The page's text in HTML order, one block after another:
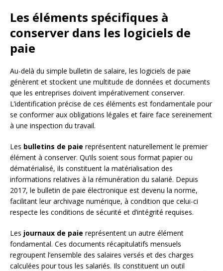
Les éléments spécifiques à
conserver dans les logiciels de
paie
Au-delà du simple bulletin de salaire, les logiciels de paie
génèrent et stockent une multitude de données et documents
que les entreprises doivent impérativement conserver.
L’identification précise de ces éléments est fondamentale pour
se conformer aux obligations légales et faire face sereinement
à une inspection du travail.
Les bulletins de paie représentent naturellement le premier
élément à conserver. Qu’ils soient sous format papier ou
dématérialisé, ils constituent la matérialisation des
informations relatives à la rémunération du salarié. Depuis
2017, le bulletin de paie électronique est devenu la norme,
facilitant leur archivage numérique, à condition que celui-ci
respecte les conditions de sécurité et d’intégrité requises.
Les journaux de paie représentent un autre élément
fondamental. Ces documents récapitulatifs mensuels
regroupent l’ensemble des salaires versés et des charges
calculées pour tous les salariés. Ils constituent un outil